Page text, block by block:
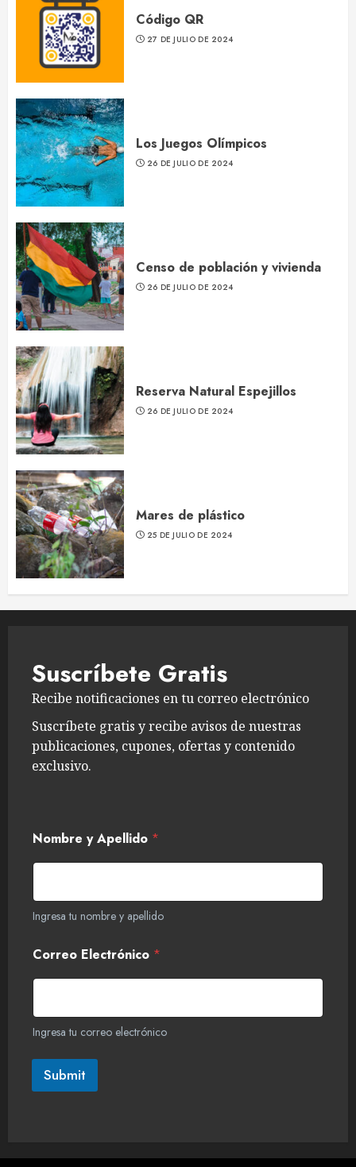
Código QR
27 DE JULIO DE 2024
Los Juegos Olímpicos
26 DE JULIO DE 2024
Censo de población y vivienda
26 DE JULIO DE 2024
Reserva Natural Espejillos
26 DE JULIO DE 2024
Mares de plástico
25 DE JULIO DE 2024
Suscríbete Gratis
Recibe notificaciones en tu correo electrónico
Suscríbete gratis y recibe avisos de nuestras
publicaciones, cupones, ofertas y contenido
exclusivo.
Nombre y Apellido *
Ingresa tu nombre y apellido
Correo Electrónico *
Ingresa tu correo electrónico
Submit